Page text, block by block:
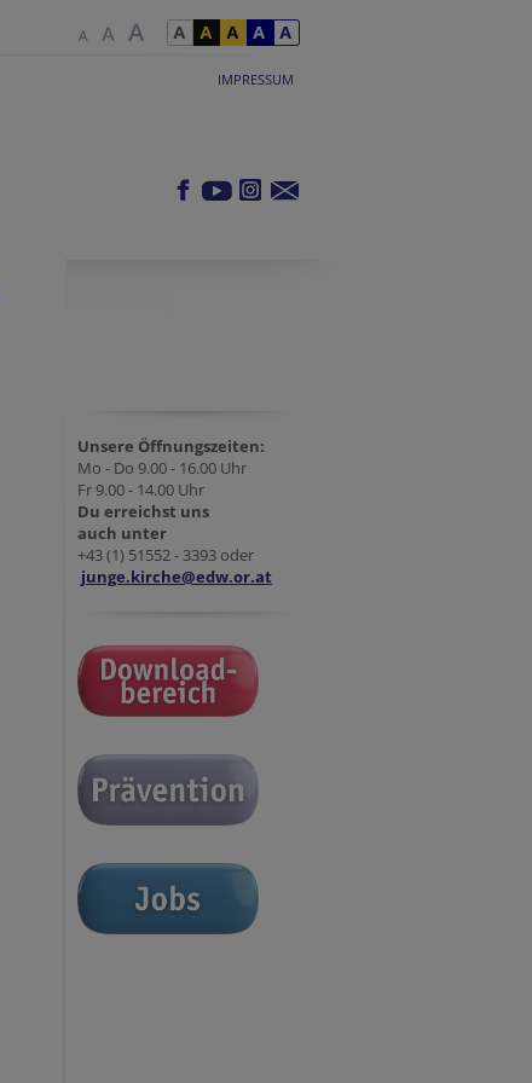
IMPRESSUM
Unsere Öffnungszeiten:
Mo - Do 9.00 - 16.00 Uhr
Fr 9.00 - 14.00 Uhr
Du erreichst uns
auch unter
+43 (1) 51552 - 3393 oder
junge.kirche@edw.or.at